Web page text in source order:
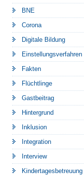
BNE
Corona
Digitale Bildung
Einstellungsverfahren
Fakten
Flüchtlinge
Gastbeitrag
Hintergrund
Inklusion
Integration
Interview
Kindertagesbetreuung